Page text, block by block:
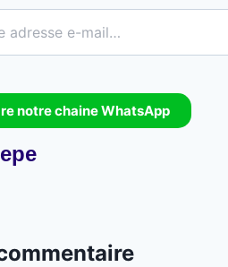
notre chaine WhatsApp